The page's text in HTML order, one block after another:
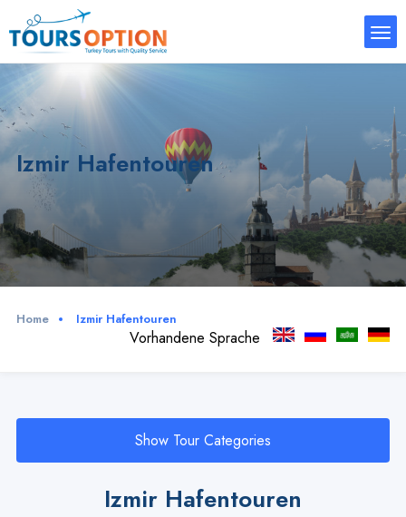
Izmir Hafentouren
Home Izmir Hafentouren
Vorhandene Sprache
Show Tour Categories
Izmir Hafentouren